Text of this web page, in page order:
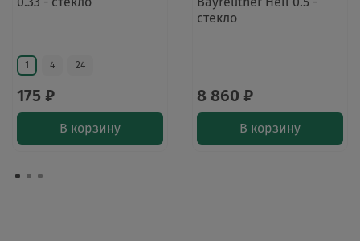
1 4 24
175 ₽
В корзину
стекло
8 860 ₽
В корзину